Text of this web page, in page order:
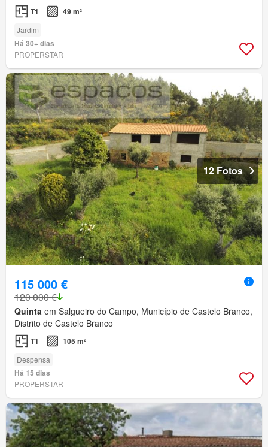
T1 49 m²
Jardim
Há 30+ dias
PROPERSTAR
12 Fotos
115 000 €
120 000 €
Quinta em Salgueiro do Campo, Município de Castelo Branco,
Distrito de Castelo Branco
T1 105 m²
Despensa
Há 15 dias
PROPERSTAR